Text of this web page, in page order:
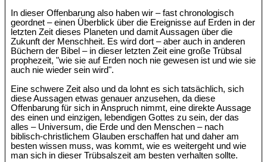
In dieser Offenbarung also haben wir – fast chronologisch
geordnet – einen Überblick über die Ereignisse auf Erden in der
letzten Zeit dieses Planeten und damit Aussagen über die
Zukunft der Menschheit. Es wird dort – aber auch in anderen
Büchern der Bibel – in dieser letzten Zeit eine große Trübsal
prophezeit, "wie sie auf Erden noch nie gewesen ist und wie sie
auch nie wieder sein wird".
Eine schwere Zeit also und da lohnt es sich tatsächlich, sich
diese Aussagen etwas genauer anzusehen, da diese
Offenbarung für sich in Anspruch nimmt, eine direkte Aussage
des einen und einzigen, lebendigen Gottes zu sein, der das
alles – Universum, die Erde und den Menschen – nach
biblisch-christlichem Glauben erschaffen hat und daher am
besten wissen muss, was kommt, wie es weitergeht und wie
man sich in dieser Trübsalszeit am besten verhalten sollte.